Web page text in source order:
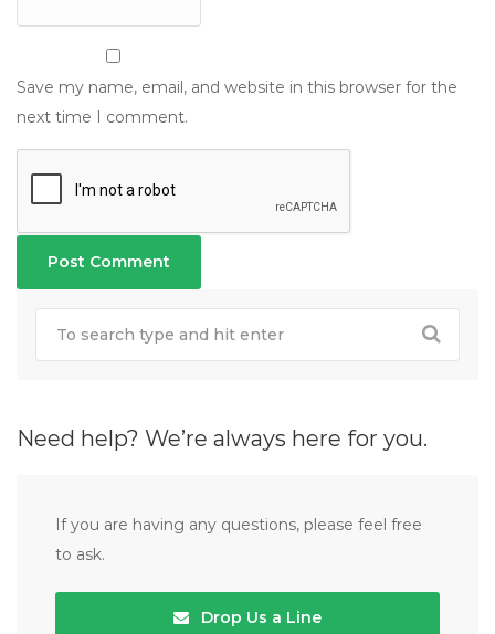
Save my name, email, and website in this browser for the
next time I comment.
Need help? We’re always here for you.
If you are having any questions, please feel free
to ask.
Drop Us a Line